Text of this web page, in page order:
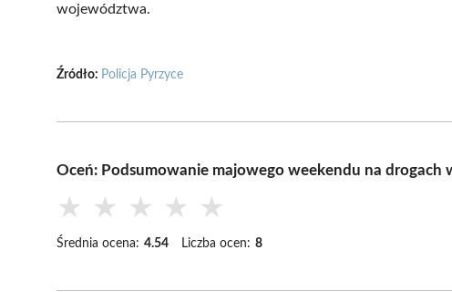
województwa.
Źródło: Policja Pyrzyce
Oceń: Podsumowanie majowego weekendu na
★ ★ ★ ★ ★
Średnia ocena: 4.54 Liczba ocen: 8